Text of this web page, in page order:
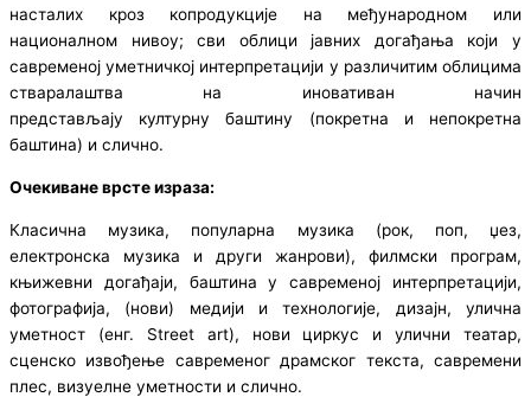
насталих кроз копродукције на међународном или
националном нивоу; сви облици јавних догађања који у
савременој уметничкој интерпретацији у различитим облицима
стваралаштва на иновативан начин
представљају културну баштину (покретна и непокретна
баштина) и слично.
Очекиване врсте израза:
Класична музика, популарна музика (рок, поп, џез,
електронска музика и други жанрови), филмски програм,
књижевни догађаји, баштина у савременој интерпретацији,
фотографија, (нови) медији и технологије, дизајн, улична
уметност (енг. Street art), нови циркус и улични театар,
сценско извођење савременог драмског текста, савремени
плес, визуелне уметности и слично.